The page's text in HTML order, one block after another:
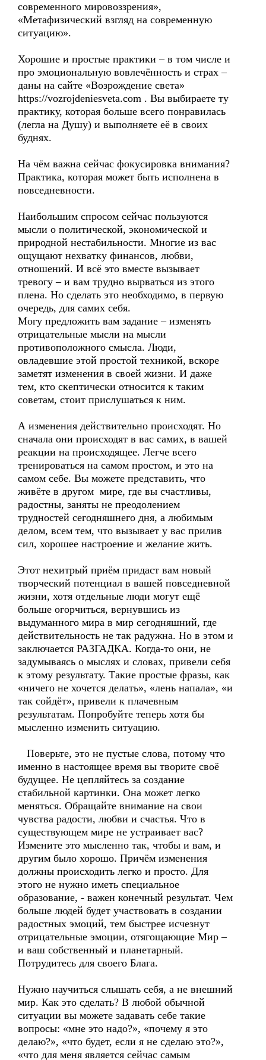
современного мировоззрения»,
«Метафизический взгляд на современную
ситуацию».
Хорошие и простые практики – в том числе и
про эмоциональную вовлечённость и страх –
даны на сайте «Возрождение света»
https://vozrojdeniesveta.com . Вы выбираете ту
практику, которая больше всего понравилась
(легла на Душу) и выполняете её в своих
буднях.
На чём важна сейчас фокусировка внимания?
Практика, которая может быть исполнена в
повседневности.
Наибольшим спросом сейчас пользуются
мысли о политической, экономической и
природной нестабильности. Многие из вас
ощущают нехватку финансов, любви,
отношений. И всё это вместе вызывает
тревогу – и вам трудно вырваться из этого
плена. Но сделать это необходимо, в первую
очередь, для самих себя.
Могу предложить вам задание – изменять
отрицательные мысли на мысли
противоположного смысла. Люди,
овладевшие этой простой техникой, вскоре
заметят изменения в своей жизни. И даже
тем, кто скептически относится к таким
советам, стоит прислушаться к ним.
А изменения действительно происходят. Но
сначала они происходят в вас самих, в вашей
реакции на происходящее. Легче всего
тренироваться на самом простом, и это на
самом себе. Вы можете представить, что
живёте в другом мире, где вы счастливы,
радостны, заняты не преодолением
трудностей сегодняшнего дня, а любимым
делом, всем тем, что вызывает у вас прилив
сил, хорошее настроение и желание жить.
Этот нехитрый приём придаст вам новый
творческий потенциал в вашей повседневной
жизни, хотя отдельные люди могут ещё
больше огорчиться, вернувшись из
выдуманного мира в мир сегодняшний, где
действительность не так радужна. Но в этом и
заключается РАЗГАДКА. Когда-то они, не
задумываясь о мыслях и словах, привели себя
к этому результату. Такие простые фразы, как
«ничего не хочется делать», «лень напала», «и
так сойдёт», привели к плачевным
результатам. Попробуйте теперь хотя бы
мысленно изменить ситуацию.
Поверьте, это не пустые слова, потому что
именно в настоящее время вы творите своё
будущее. Не цепляйтесь за создание
стабильной картинки. Она может легко
меняться. Обращайте внимание на свои
чувства радости, любви и счастья. Что в
существующем мире не устраивает вас?
Измените это мысленно так, чтобы и вам, и
другим было хорошо. Причём изменения
должны происходить легко и просто. Для
этого не нужно иметь специальное
образование, - важен конечный результат. Чем
больше людей будет участвовать в создании
радостных эмоций, тем быстрее исчезнут
отрицательные эмоции, отягощающие Мир –
и ваш собственный и планетарный.
Потрудитесь для своего Блага.
Нужно научиться слышать себя, а не внешний
мир. Как это сделать? В любой обычной
ситуации вы можете задавать себе такие
вопросы: «мне это надо?», «почему я это
делаю?», «что будет, если я не сделаю это?»,
«что для меня является сейчас самым